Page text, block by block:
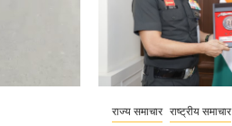
राज्य समाचार राष्ट्रीय समाचार